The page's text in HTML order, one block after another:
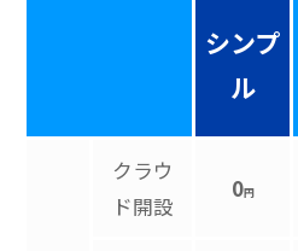
シンプ
ル
クラウ
ド開設
0円